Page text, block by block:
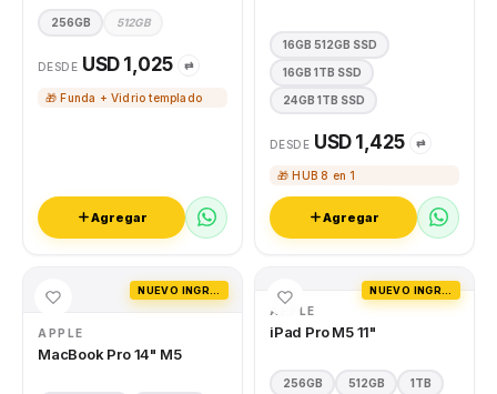
256GB 512GB
DESDE USD 1,025 ⇄
🎁 Funda + Vidrio templado
Agregar
16GB 512GB SSD
16GB 1TB SSD
24GB 1TB SSD
DESDE USD 1,425 ⇄
🎁 HUB 8 en 1
Agregar
APPLE
MacBook Pro 14" M5
APPLE
iPad Pro M5 11"
256GB 512GB 1TB